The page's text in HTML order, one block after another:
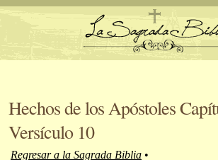
Hechos de los Apóstoles
Versículo 10
Regresar a la Sagrada Biblia •